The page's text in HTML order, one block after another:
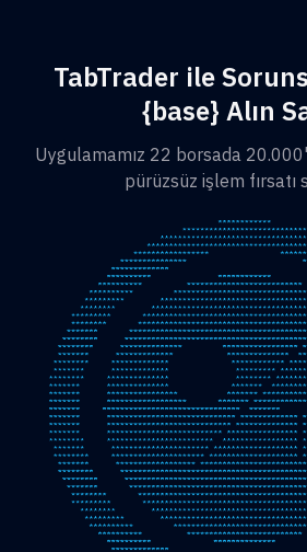
TabTrader ile
{base} Alın
Uygulamamız 22 borsada
pürüzsüz işlem fırsatı